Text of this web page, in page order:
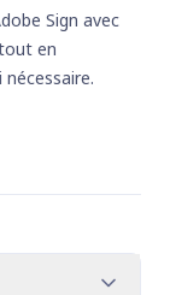
Sign avec
en